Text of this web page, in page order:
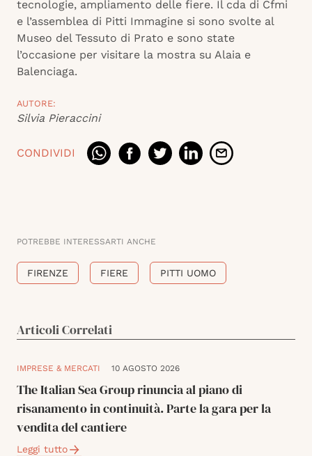
tecnologie, ampliamento delle fiere. Il cda di Cfmi
e l’assemblea di Pitti Immagine si sono svolte al
Museo del Tessuto di Prato e sono state
l’occasione per visitare la mostra su Alaia e
Balenciaga.
AUTORE:
Silvia Pieraccini
CONDIVIDI
POTREBBE INTERESSARTI ANCHE
FIRENZE FIERE PITTI UOMO
Articoli Correlati
IMPRESE & MERCATI 10 AGOSTO 2026
The Italian Sea Group rinuncia al piano di
risanamento in continuità. Parte la gara per la
vendita del cantiere
Leggi tutto